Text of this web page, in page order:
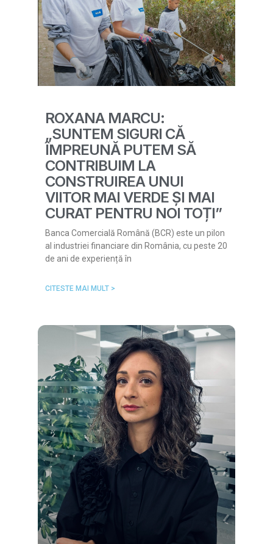
ROXANA MARCU:
„SUNTEM SIGURI CĂ
ÎMPREUNĂ PUTEM SĂ
CONTRIBUIM LA
CONSTRUIREA UNUI
VIITOR MAI VERDE ȘI MAI
CURAT PENTRU NOI TOȚI”
Banca Comercială Română (BCR) este un pilon
al industriei financiare din România, cu peste 20
de ani de experiență în
CITESTE MAI MULT >